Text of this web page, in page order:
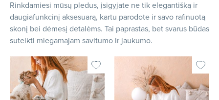
Rinkdamiesi mūsų pledus, įsigyjate ne tik elegantišką ir
daugiafunkcinį aksesuarą, kartu parodote ir savo rafinuotą
skonį bei dėmesį detalėms. Tai paprastas, bet svarus būdas
suteikti miegamajam savitumo ir jaukumo.